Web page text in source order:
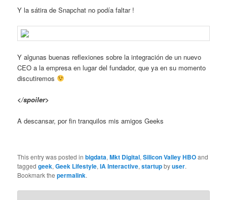
Y la sátira de Snapchat no podía faltar !
Y algunas buenas reflexiones sobre la integración de un nuevo
CEO a la empresa en lugar del fundador, que ya en su momento
discutiremos
</spoiler>
A descansar, por fin tranquilos mis amigos Geeks
This entry was posted inbigdata,Mkt Digital,Silicon Valley HBOand
taggedgeek,Geek Lifestyle,IA Interactive,startupbyuser.
Bookmark thepermalink.